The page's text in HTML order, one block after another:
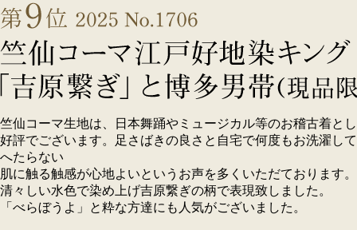
竺仙コーマ生地は、日本舞踊やミュージカル等のお稽古着と
好評でございます。足さばきの良さと自宅で何度もお洗濯し
へたらない
肌に触る触感が心地よいというお声を多くいただております。
清々しい水色で染め上げ吉原繋ぎの柄で表現致しました。
「べらぼうよ」と粋な方達にも人気がございました。